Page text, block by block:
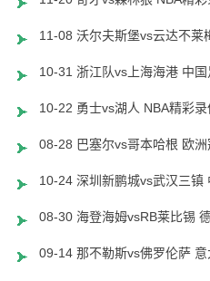
11-08 沃尔夫斯堡vs云达不莱
10-31 浙江队vs上海海港 中
10-22 勇士vs湖人 NBA精彩录
08-28 巴塞尔vs哥本哈根 欧
10-24 深圳新鹏城vs武汉三镇
08-30 海登海姆vsRB莱比锡
09-14 那不勒斯vs佛罗伦萨